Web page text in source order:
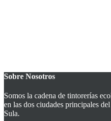
Sobre Nosotros
Somos la cadena de tintorerías
en las dos ciudades principales
Sula.